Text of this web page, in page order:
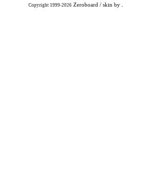
Copyright 1999-2026 Zeroboard / skin by